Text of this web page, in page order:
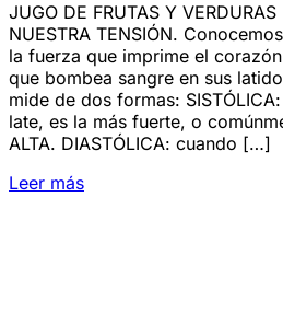
JUGO DE FRUTAS Y VERDURAS
NUESTRA TENSIÓN.
la fuerza que imprime el
que bombea sangre en sus
mide de dos formas:
late, es la más fuerte, o
ALTA. DIASTÓLICA: cuando […]
Leer más